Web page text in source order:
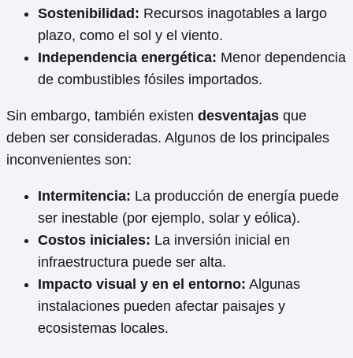
Sostenibilidad: Recursos inagotables a largo
plazo, como el sol y el viento.
Independencia energética: Menor dependencia
de combustibles fósiles importados.
Sin embargo, también existen desventajas que
deben ser consideradas. Algunos de los principales
inconvenientes son:
Intermitencia: La producción de energía puede
ser inestable (por ejemplo, solar y eólica).
Costos iniciales: La inversión inicial en
infraestructura puede ser alta.
Impacto visual y en el entorno: Algunas
instalaciones pueden afectar paisajes y
ecosistemas locales.